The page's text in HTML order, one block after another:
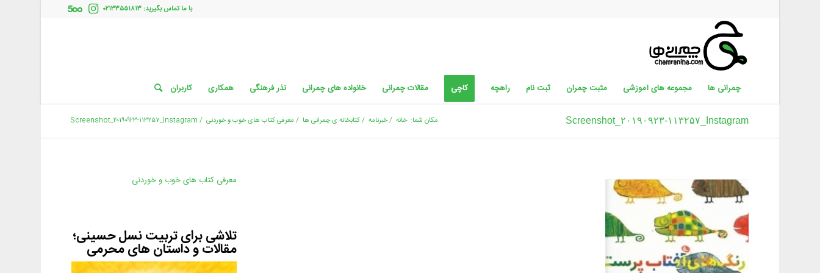
با ما تماس بگیرید: ۰۲۱۳۳۵۵۱۸۱۳
چمرانی ها مجموعه های آموزشی مثبت چمران ثبت نام راهچه کاچی مقالات چمرانی خانواده های چمرانی نذر فرهنگی همکاری کاربران
Screenshot_۲۰۱۹۰۹۲۳-۱۱۳۲۵۷_Instagram مکان شما: خانه /خبرنامه /کتابخانه ی چمرانی ها / معرفی کتاب های خوب و خوردنی / Screenshot_۲۰۱۹۰۹۲۳-۱۱۳۲۵۷_Instagram
معرفی کتاب های خوب و خوردنی
تلاشی برای تربیت نسل حسینی؛
مقالات و داستان های محرمی